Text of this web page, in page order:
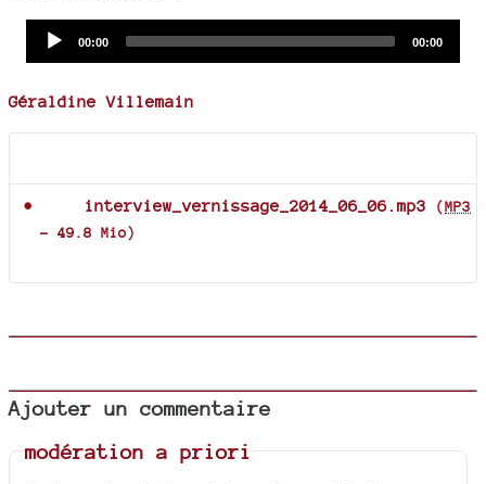
Current
00:00
Total
00:00
Géraldine Villemain
interview_vernissage_2014_06_06.mp3 (MP3
- 49.8 Mio)
Ajouter un commentaire
modération a priori